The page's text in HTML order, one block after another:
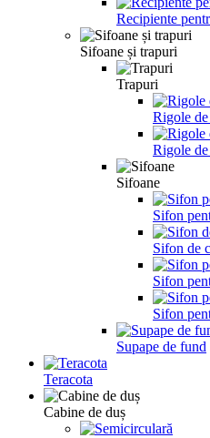
Recipiente
Sifoane și trapuri
Trapuri
Rigole
Rigole
Sifoane
Sifon
Sifon de
Sifon
Sifon
Supape de fund
Teracota
Cabine de duș